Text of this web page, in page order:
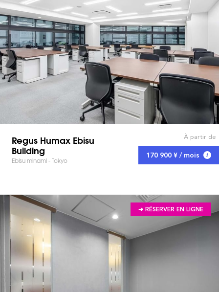
Regus Humax Ebisu
Building
Ebisu minami - Tokyo
À partir de
170 900 ¥ / mois
➔ RÉSERVER EN LIGNE